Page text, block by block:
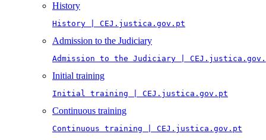
History
History | CEJ.justica.gov.pt
Admission to the Judiciary
Admission to the Judiciary |
Initial training
Initial training | CEJ.justica.gov.pt
Continuous training
Continuous training | CEJ.justica.gov.pt